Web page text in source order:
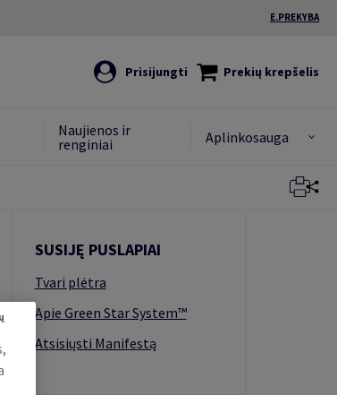
E.PREKYBA
Prisijungti Prekių krepšelis
Naujienos ir
renginiai
Aplinkosauga
SUSIJĘ PUSLAPIAI
Tvari plėtra
Apie Green Star System™
Atsisiųsti Manifestą